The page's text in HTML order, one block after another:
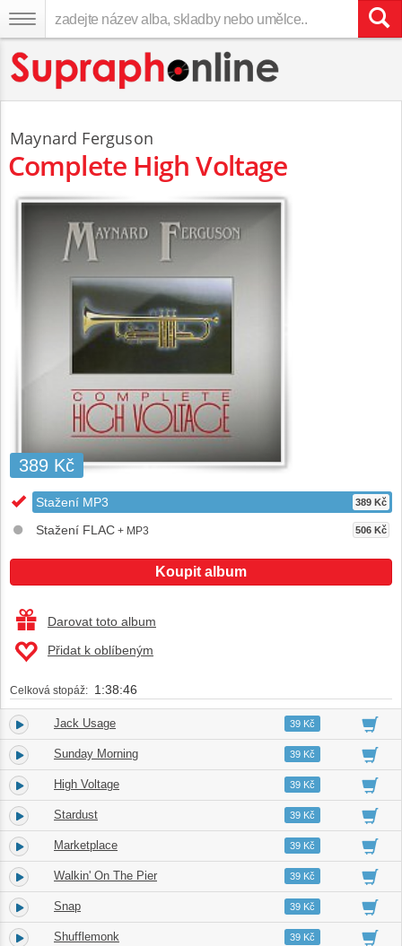
Maynard Ferguson
Complete High Voltage
389 Kč
Stažení MP3 389 Kč
Stažení FLAC + MP3 506 Kč
Koupit album
Darovat toto album
Přidat k oblíbeným
Celková stopáž: 1:38:46
1. Jack Usage 05:5339 Kč
2. Sunday Morning 05:2939 Kč
3. High Voltage 05:4939 Kč
4. Stardust 03:4239 Kč
5. Marketplace 06:0539 Kč
6. Walkin' On The Pier 04:3039 Kč
7. Snap 04:4839 Kč
8. Shufflemonk 06:3639 Kč